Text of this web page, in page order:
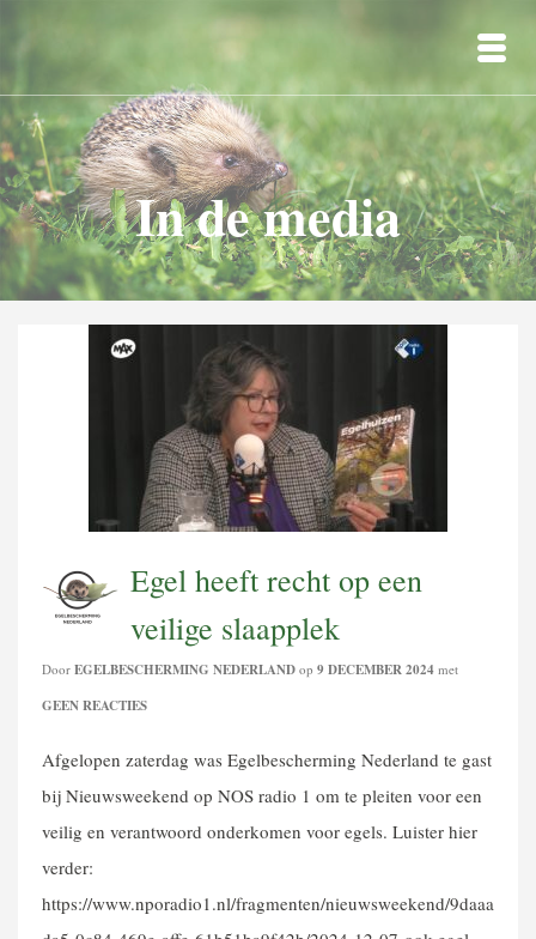
In de media
Egel heeft recht op een
veilige slaapplek
Door EGELBESCHERMING NEDERLAND op 9 DECEMBER 2024 met
GEEN REACTIES
Afgelopen zaterdag was Egelbescherming Nederland te gast
bij Nieuwsweekend op NOS radio 1 om te pleiten voor een
veilig en verantwoord onderkomen voor egels. Luister hier
verder:
https://www.nporadio1.nl/fragmenten/nieuwsweekend/9daaa